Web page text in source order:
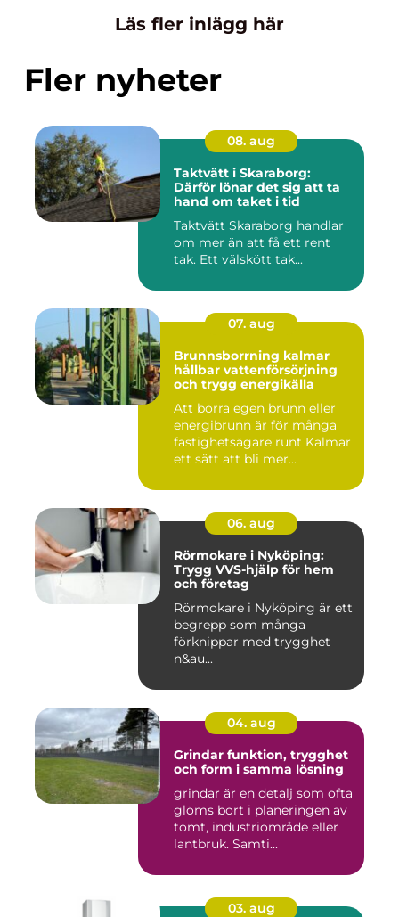
Läs fler inlägg här
Fler nyheter
08. aug
Taktvätt i Skaraborg:
Därför lönar det sig att ta
hand om taket i tid
Taktvätt Skaraborg handlar
om mer än att få ett rent
tak. Ett välskött tak...
07. aug
Brunnsborrning kalmar
hållbar vattenförsörjning
och trygg energikälla
Att borra egen brunn eller
energibrunn är för många
fastighetsägare runt Kalmar
ett sätt att bli mer...
06. aug
Rörmokare i Nyköping:
Trygg VVS-hjälp för hem
och företag
Rörmokare i Nyköping är ett
begrepp som många
förknippar med trygghet
n&au...
04. aug
Grindar funktion, trygghet
och form i samma lösning
grindar är en detalj som ofta
glöms bort i planeringen av
tomt, industriområde eller
lantbruk. Samti...
03. aug